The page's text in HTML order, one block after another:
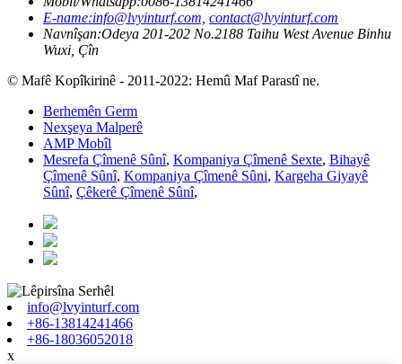
E-name:info@lvyinturf.com, contact@lvyinturf.com
Navnîşan:Odeya 201-202 No.2188 Taihu West Avenue Binhu
Wuxi, Çîn
© Mafê Kopîkirinê - 2011-2022: Hemû Maf Parastî ne.
Berhemên Germ
Nexşeya Malperê
AMP Mobîl
Mesrefa Çîmenê Sûnî, Kompaniya Çîmenê Sexte, Bihayê
Çîmenê Sûnî, Kompaniya Çîmenê Sûni, Kargeha Giyayê
Sûnî, Çêkerê Çîmenê Sûnî,
info@lvyinturf.com
+86-13814241466
+86-18036052018
x